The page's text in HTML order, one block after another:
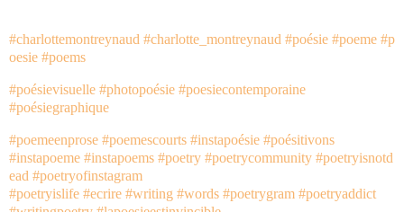
#charlottemontreynaud #charlotte_montreynaud #poésie #poeme #p
oesie #poems
#poésievisuelle #photopoésie #poesiecontemporaine
#poésiegraphique
#poemeenprose #poemescourts #instapoésie #poésitivons
#instapoeme #instapoems #poetry #poetrycommunity #poetryisnotd
ead #poetryofinstagram
#poetryislife #ecrire #writing #words #poetrygram #poetryaddict